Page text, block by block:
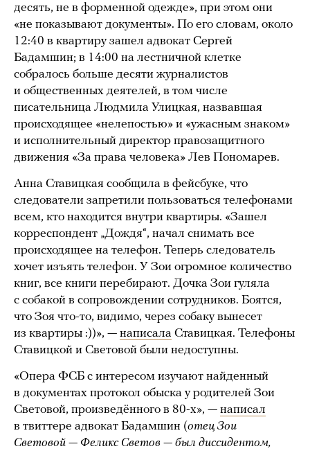
десять, не в форменной одежде», при этом они
«не показывают документы». По его словам, около
12:40 в квартиру зашел адвокат Сергей
Бадамшин; в 14:00 на лестничной клетке
собралось больше десяти журналистов
и общественных деятелей, в том числе
писательница Людмила Улицкая, назвавшая
происходящее «нелепостью» и «ужасным знаком»
и исполнительный директор правозащитного
движения «За права человека» Лев Пономарев.
Анна Ставицкая сообщила в фейсбуке, что
следователи запретили пользоваться телефонами
всем, кто находится внутри квартиры. «Зашел
корреспондент „Дождя“, начал снимать все
происходящее на телефон. Теперь следователь
хочет изъять телефон. У Зои огромное количество
книг, все книги перебирают. Дочка Зои гуляла
с собакой в сопровождении сотрудников. Боятся,
что Зоя что-то, видимо, через собаку вынесет
из квартиры :))», — написала Ставицкая. Телефоны
Ставицкой и Световой были недоступны.
«Опера ФСБ с интересом изучают найденный
в документах протокол обыска у родителей Зои
Световой, произведённого в 80-х», — написал
в твиттере адвокат Бадамшин (отец Зои
Световой — Феликс Светов — был диссидентом,